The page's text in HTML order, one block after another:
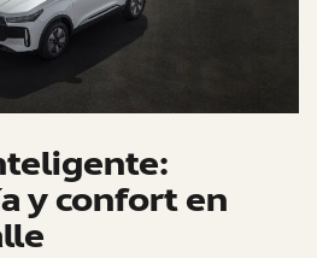
y confort en